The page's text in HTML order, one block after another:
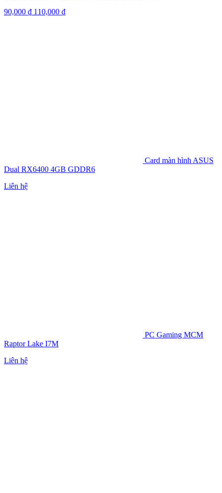
90,000 ₫ 110,000 ₫
Card màn hình ASUS
Dual RX6400 4GB GDDR6
Liên hệ
PC Gaming MCM
Raptor Lake I7M
Liên hệ